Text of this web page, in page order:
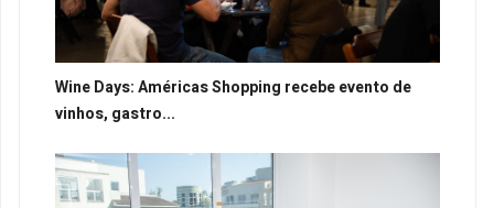
Wine Days: Américas Shopping recebe evento de
vinhos, gastro...